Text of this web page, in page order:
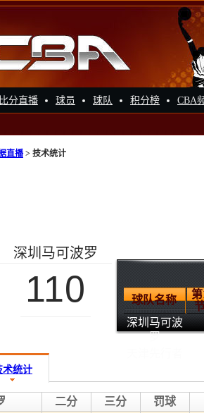
比分直播 球员 球队 积分榜 CBA
直播> 技术统计
深圳马可波罗
110 球队名称
深圳马可波
罗
术统计
二分 三分
罚球